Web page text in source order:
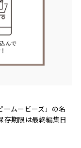
ームービーズ」の名
存期限は最終編集日